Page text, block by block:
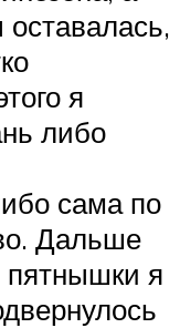
я
либо
сама по
Дальше
пятнышки я